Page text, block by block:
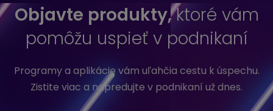
Objavte produkty,ktoré vám
pomôžu uspieť v podnikaní
Programy a aplikácie vám uľahčia cestu k úspechu.
Zistite viac a napredujte v podnikaní už dnes.